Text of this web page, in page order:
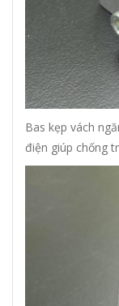
Bas kẹp vách
điện giúp chống